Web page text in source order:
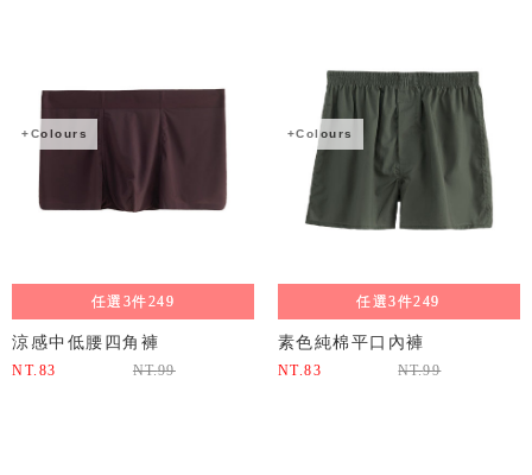
+Colours
任選3件249
涼感中低腰四角褲
NT. 83 NT.99
+Colours
任選3件249
素色純棉平口內褲
NT. 83 NT.99